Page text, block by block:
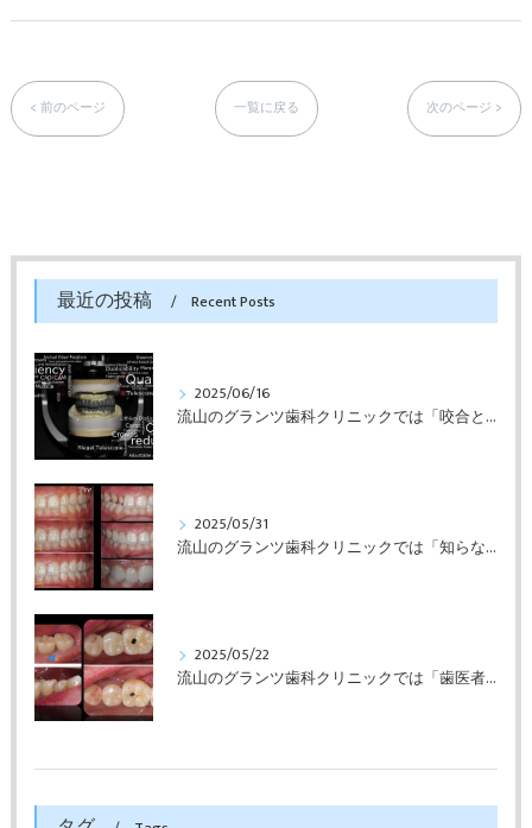
< 前のページ 一覧に戻る 次のページ >
最近の投稿 Recent Posts
2025/06/16
流山のグランツ歯科クリニックでは「咬合と審美」に特化した「補綴専門医」による診断・治療が受けられます。
2025/05/31
流山のグランツ歯科クリニックでは「知らない間に銀歯ばっかり」でもホワイトニングとセラミックスの専門治療が受けられます。
2025/05/22
流山のグランツ歯科クリニックでは「歯医者が怖い」方でもインプラントやセラミックスの治療が受けられます。